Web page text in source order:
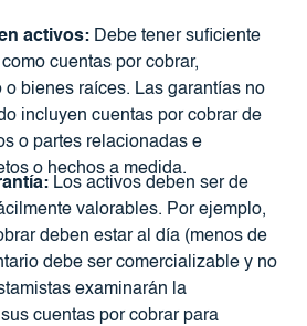
activos:Debe tener suficiente
cuentas por cobrar,
o bienes raíces. Las garantías no
incluyen cuentas por cobrar de
o partes relacionadas e
o hechos a medida.
Los activos deben ser de
valorables. Por ejemplo,
deben estar al día (menos de
debe ser comercializable y no
examinarán la
cuentas por cobrar para